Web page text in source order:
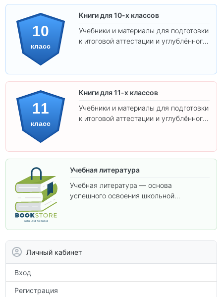
10
класс
Книги для 10-х классов
Учебники и материалы для подготовки
к итоговой аттестации и углублённого
11
класс
Книги для 11-х классов
Учебники и материалы для подготовки
к итоговой аттестации и углублённого
Учебная литература
Учебная литература — основа
успешного освоения школьной
по предметам.
Личный кабинет
Вход
Регистрация